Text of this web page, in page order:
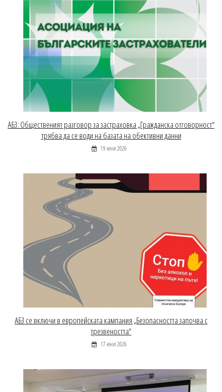
АБЗ: Общественият разговор за застраховка „Гражданска отговорност“
трябва да се води на базата на обективни данни
19 юни 2026
АБЗ се включи в европейската кампания „Безопасността започва с
трезвеността“
17 юни 2026